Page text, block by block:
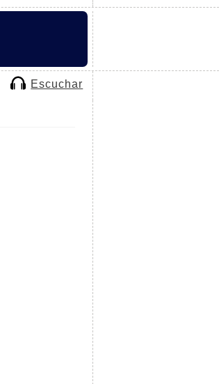
Escuchar